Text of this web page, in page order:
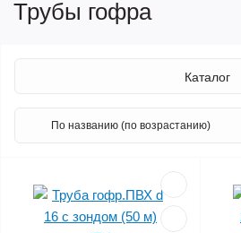
Трубы гофра
Каталог